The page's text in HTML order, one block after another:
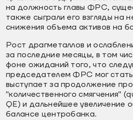
на должность главы ФРС,
также сыграли его взгляды на
снижения объема активов на
Рост драгметаллов и
за последние месяцы, в том
фоне ожиданий того, что
председателем ФРС мог стать
выступает за продолжение
"количественного смягчения"
QE) и дальнейшее увеличение
балансе центробанка.